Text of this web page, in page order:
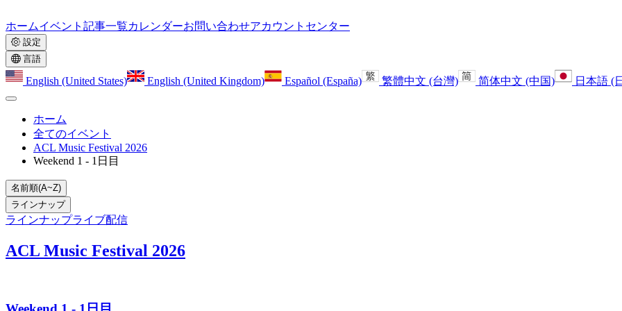
ホームイベント 記事一覧カレンダーお問い合わせアカウントセンター
設定
言語
English (United States) English (United Kingdom) Español (España) 繁體中文 (台灣) 简体中文 (中国) 日本語 (
ホーム
全てのイベント
ACL Music Festival 2026
Weekend 1 - 1日目
名前順(A~Z)
ラインナップ
ラインナップライブ配信
ACL Music Festival 2026